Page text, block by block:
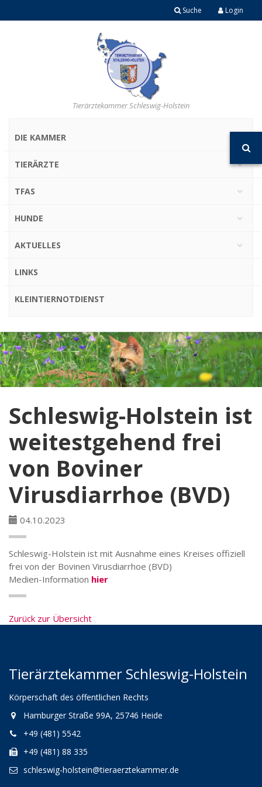
Login
Suche
Tierärztekammer Schleswig-Holstein
DIE KAMMER
TIERÄRZTE
TFAS
HUNDE
AKTUELLES
LINKS
KLEINTIERNOTDIENST
Schleswig-Holstein ist
weitestgehend frei
von Boviner
Virusdiarrhoe (BVD)
04.10.2023
Schleswig-Holstein ist mit Ausnahme eines Kreises offiziell
frei von der Bovinen Virusdiarrhoe (BVD)
Medien-Information hier
Zurück zur Übersicht
Tierärztekammer Schleswig-Holstein
Körperschaft des öffentlichen Rechts
Hamburger Straße 99A, 25746 Heide
+49 (481) 5542
+49 (481) 88 335
schleswig-holstein@tieraerztekammer.de